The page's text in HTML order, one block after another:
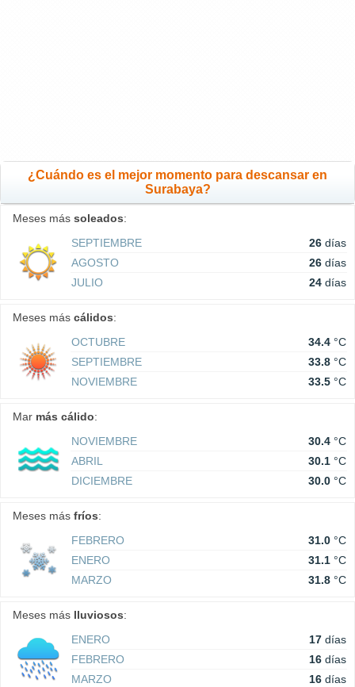
¿Cuándo es el mejor momento para descansar en
Surabaya?
Meses más soleados:
SEPTIEMBRE
26 días
AGOSTO
26 días
JULIO
24 días
Meses más cálidos:
OCTUBRE
34.4 °C
SEPTIEMBRE
33.8 °C
NOVIEMBRE
33.5 °C
Mar más cálido:
NOVIEMBRE
30.4 °C
ABRIL
30.1 °C
DICIEMBRE
30.0 °C
Meses más fríos:
FEBRERO
31.0 °C
ENERO
31.1 °C
MARZO
31.8 °C
Meses más lluviosos:
ENERO
17 días
FEBRERO
16 días
MARZO
16 días